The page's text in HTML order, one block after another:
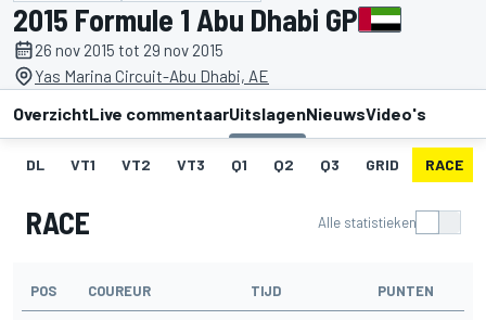
2015 Formule 1 Abu Dhabi GP
26 nov 2015 tot 29 nov 2015
Yas Marina Circuit-Abu Dhabi, AE
OverzichtLive commentaarUitslagenNieuwsVideo's
DL VT1 VT2 VT3 Q1 Q2 Q3 GRID RACE
RACE Alle statistieken
POS COUREUR TIJD PUNTEN